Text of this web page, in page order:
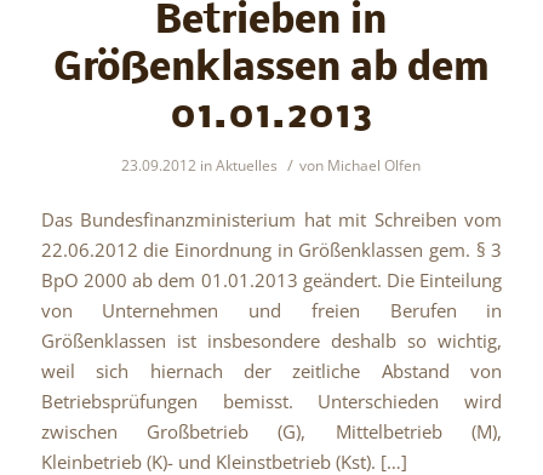
Betrieben in
Größenklassen ab dem
01.01.2013
23.09.2012 inAktuelles / von Michael Olfen
Das Bundesfinanzministerium hat mit Schreiben vom
22.06.2012 die Einordnung in Größenklassen gem. § 3
BpO 2000 ab dem 01.01.2013 geändert. Die Einteilung
von Unternehmen und freien Berufen in
Größenklassen ist insbesondere deshalb so wichtig,
weil sich hiernach der zeitliche Abstand von
Betriebsprüfungen bemisst. Unterschieden wird
zwischen Großbetrieb (G), Mittelbetrieb (M),
Kleinbetrieb (K)- und Kleinstbetrieb (Kst). […]